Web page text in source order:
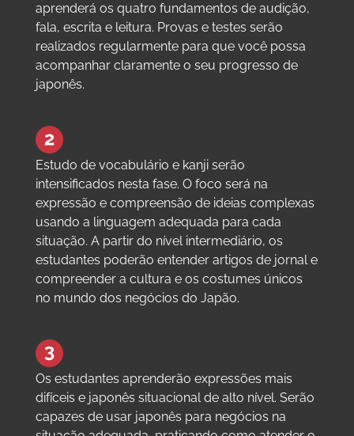
aprenderá os quatro fundamentos de audição,
fala, escrita e leitura. Provas e testes serão
realizados regularmente para que você possa
acompanhar claramente o seu progresso de
japonês.
Estudo de vocabulário e kanji serão
intensificados nesta fase. O foco será na
expressão e compreensão de ideias complexas
usando a linguagem adequada para cada
situação. A partir do nível intermediário, os
estudantes poderão entender artigos de jornal e
compreender a cultura e os costumes únicos
no mundo dos negócios do Japão.
Os estudantes aprenderão expressões mais
difíceis e japonês situacional de alto nível. Serão
capazes de usar japonês para negócios na